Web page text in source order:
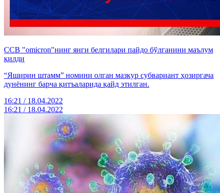
ССВ "omicron"нинг янги белгилари пайдо бўлганини маълум
қилди
“Яширин штамм” номини олган мазкур субвариант ҳозиргача
дунёнинг барча қитъаларида қайд этилган.
16:21 / 18.04.2022
16:21 / 18.04.2022